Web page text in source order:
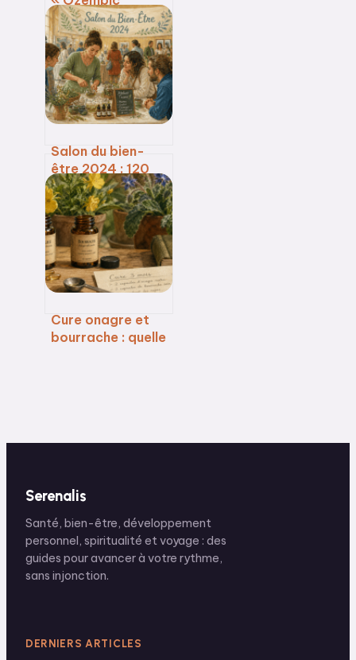
naturel » ou
simple effet
placebo sur la
balance ?
Salon du bien-
être 2024 : 120
experts et 40
conférences pour
reprendre le
contrôle de votre
équilibre
Cure onagre et
bourrache : quelle
Serenalis
Santé, bien-être, développement
personnel, spiritualité et voyage : des
guides pour avancer à votre rythme,
sans injonction.
DERNIERS ARTICLES